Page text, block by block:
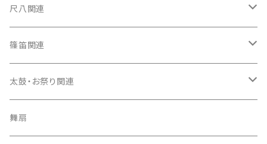
箏カバー
箏袋
口前袋・尾布
爪・爪輪
三味線（本体）
三味線ケース
長トランク・三ツ折トランク
ソフトケース
雨用カバー
長袋・三ツ組袋・胴袋
尺八関連
尺八（本体）
尺八袋
歌口キャップ
篠笛関連
篠笛（本体）
お祭り用６穴
篠笛袋
太鼓・お祭り関連
太鼓（本体）
舞扇